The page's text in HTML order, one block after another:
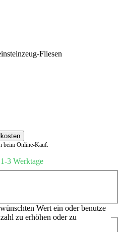
beim Online-Kauf.
3 Werktage
Wert ein oder benutze
zu erhöhen oder zu